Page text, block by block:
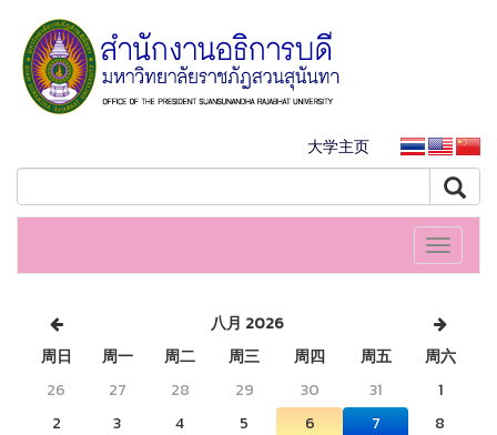
大学主页
Toggle
八月 2026
周日
周一 周二 周三 周四 周五
周六
26
27 28 29 30 31
1
2
3 4 5 6 7
8